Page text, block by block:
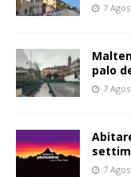
7
palo
7
7